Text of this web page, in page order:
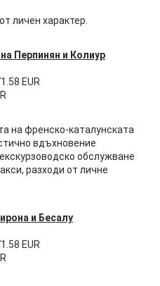
личен характер.
Перпинян и Колиур
EUR
на френско-каталунската
вдъхновение
обслужване
разходи от личне
и Бесалу
EUR